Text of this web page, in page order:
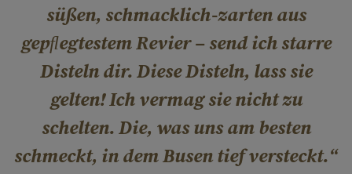
süßen, schmacklich-zarten aus
gepﬂegtestem Revier – send ich starre
Disteln dir. Diese Disteln, lass sie
gelten! Ich vermag sie nicht zu
schelten. Die, was uns am besten
schmeckt, in dem Busen tief versteckt.